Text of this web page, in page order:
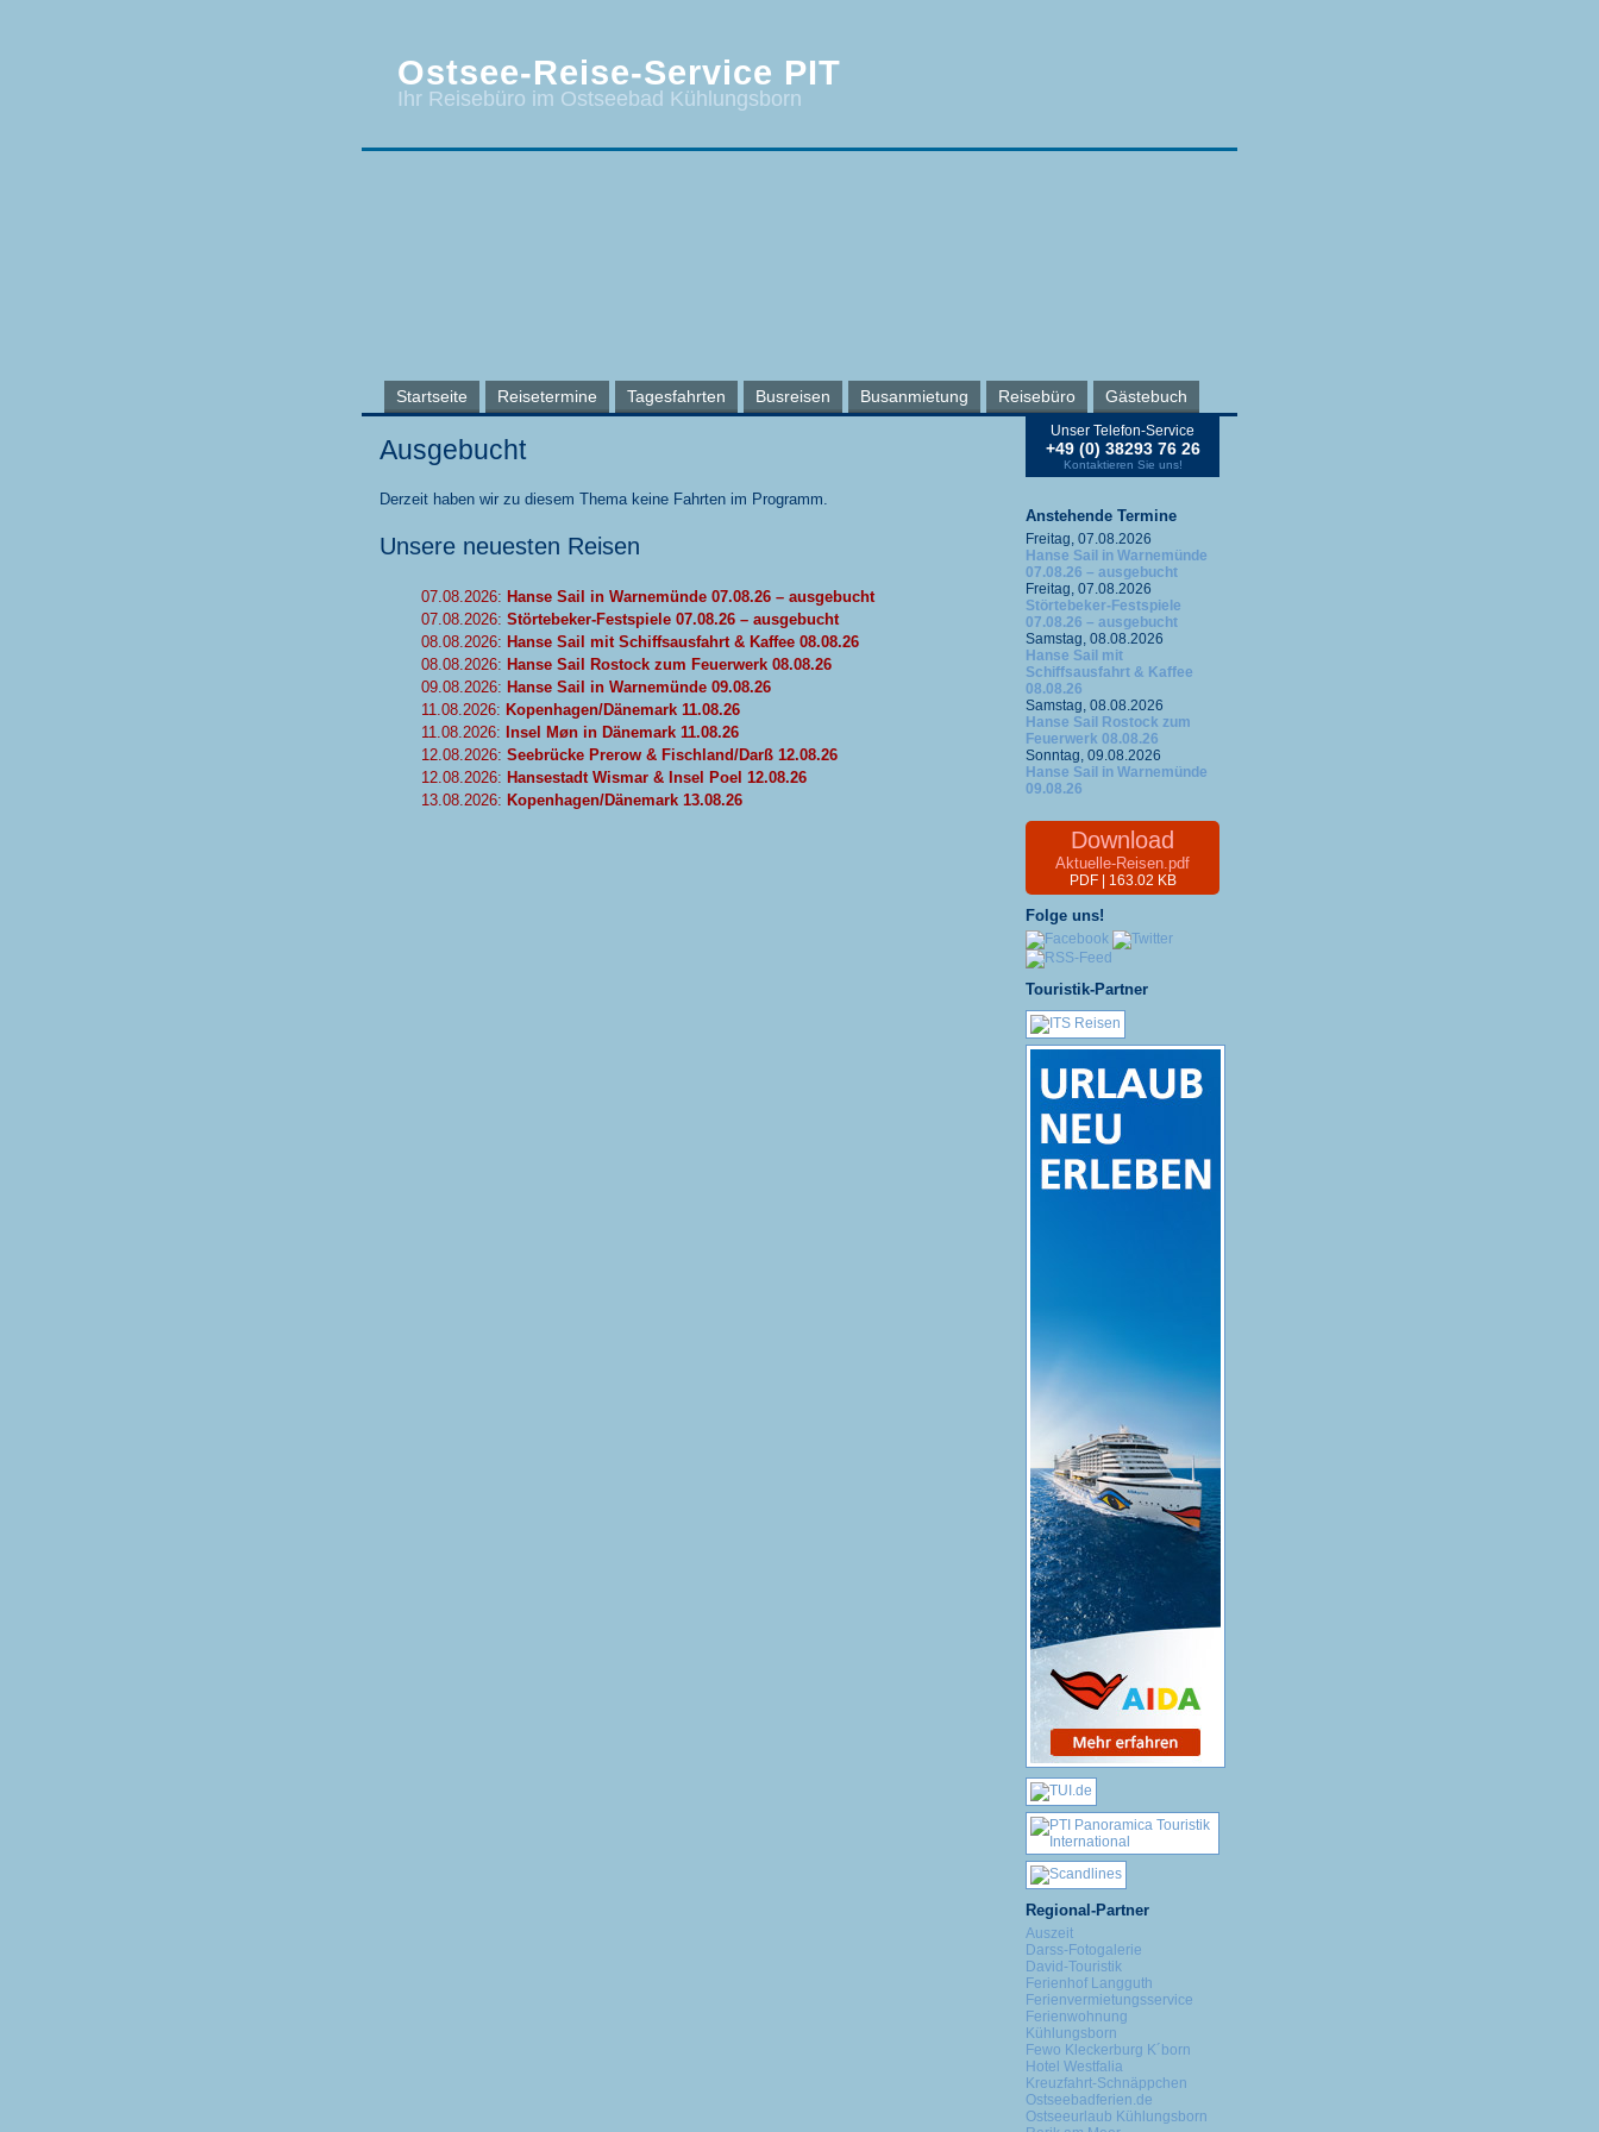
Ostsee-Reise-Service PIT
Ihr Reisebüro im Ostseebad Kühlungsborn
Startseite Reisetermine Tagesfahrten Busreisen Busanmietung Reisebüro Gästebuch
Ausgebucht
Derzeit haben wir zu diesem Thema keine Fahrten im Programm.
Unsere neuesten Reisen
07.08.2026: Hanse Sail in Warnemünde 07.08.26 – ausgebucht
07.08.2026: Störtebeker-Festspiele 07.08.26 – ausgebucht
08.08.2026: Hanse Sail mit Schiffsausfahrt & Kaffee 08.08.26
08.08.2026: Hanse Sail Rostock zum Feuerwerk 08.08.26
09.08.2026: Hanse Sail in Warnemünde 09.08.26
11.08.2026: Kopenhagen/Dänemark 11.08.26
11.08.2026: Insel Møn in Dänemark 11.08.26
12.08.2026: Seebrücke Prerow & Fischland/Darß 12.08.26
12.08.2026: Hansestadt Wismar & Insel Poel 12.08.26
13.08.2026: Kopenhagen/Dänemark 13.08.26
Unser Telefon-Service
+49 (0) 38293 76 26
Kontaktieren Sie uns!
Anstehende Termine
Freitag, 07.08.2026
Hanse Sail in Warnemünde
07.08.26 – ausgebucht
Freitag, 07.08.2026
Störtebeker-Festspiele
07.08.26 – ausgebucht
Samstag, 08.08.2026
Hanse Sail mit
Schiffsausfahrt & Kaffee
08.08.26
Samstag, 08.08.2026
Hanse Sail Rostock zum
Feuerwerk 08.08.26
Sonntag, 09.08.2026
Hanse Sail in Warnemünde
09.08.26
Download
Aktuelle-Reisen.pdf
PDF | 163.02 KB
Folge uns!
Touristik-Partner
Regional-Partner
Auszeit
Darss-Fotogalerie
David-Touristik
Ferienhof Langguth
Ferienvermietungsservice
Ferienwohnung
Kühlungsborn
Fewo Kleckerburg K´born
Hotel Westfalia
Kreuzfahrt-Schnäppchen
Ostseebadferien.de
Ostseeurlaub Kühlungsborn